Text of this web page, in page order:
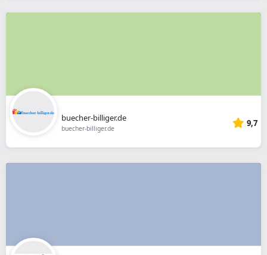
buecher-billiger.de
buecher-billiger.de 9,7